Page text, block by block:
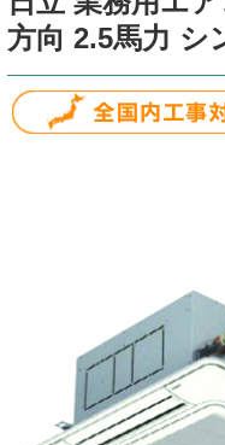
方向 2.5馬力 シ